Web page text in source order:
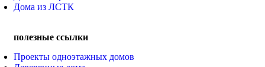
Дома из ЛСТК
полезные ссылки
Проекты одноэтажных домов